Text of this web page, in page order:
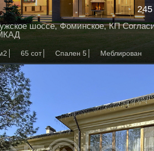
шоссе, Фоминское, КП
65 сот Спален 5 Меблирован